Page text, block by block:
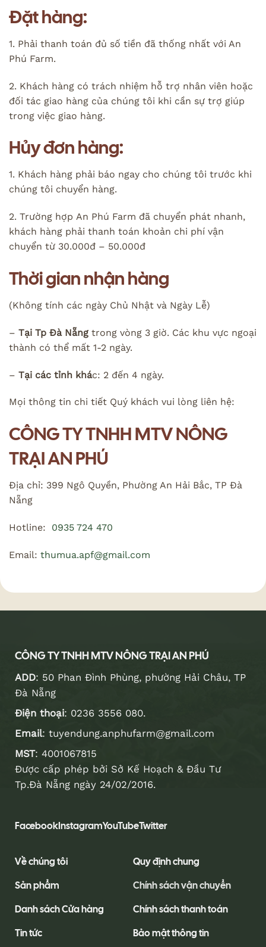
Đặt hàng:
1. Phải thanh toán đủ số tiền đã thống nhất với An
Phú Farm.
2. Khách hàng có trách nhiệm hỗ trợ nhân viên hoặc
đối tác giao hàng của chúng tôi khi cần sự trợ giúp
trong việc giao hàng.
Hủy đơn hàng:
1. Khách hàng phải báo ngay cho chúng tôi trước khi
chúng tôi chuyển hàng.
2. Trường hợp An Phú Farm đã chuyển phát nhanh,
khách hàng phải thanh toán khoản chi phí vận
chuyển từ 30.000đ – 50.000đ
Thời gian nhận hàng
(Không tính các ngày Chủ Nhật và Ngày Lễ)
– Tại Tp Đà Nẵng trong vòng 3 giờ. Các khu vực ngoại
thành có thể mất 1-2 ngày.
– Tại các tỉnh khác: 2 đến 4 ngày.
Mọi thông tin chi tiết Quý khách vui lòng liên hệ:
CÔNG TY TNHH MTV NÔNG
TRẠI AN PHÚ
Địa chỉ: 399 Ngô Quyền, Phường An Hải Bắc, TP Đà
Nẵng
Hotline: 0935 724 470
Email: thumua.apf@gmail.com
CÔNG TY TNHH MTV NÔNG TRẠI AN PHÚ
ADD: 50 Phan Đình Phùng, phường Hải Châu, TP
Đà Nẵng
Điện thoại: 0236 3556 080.
Email: tuyendung.anphufarm@gmail.com
MST: 4001067815
Được cấp phép bởi Sở Kế Hoạch & Đầu Tư
Tp.Đà Nẵng ngày 24/02/2016.
FacebookInstagramYouTubeTwitter
Về chúng tôi
Sản phẩm
Danh sách Cửa hàng
Tin tức
Quy định chung
Chính sách vận chuyển
Chính sách thanh toán
Bảo mật thông tin